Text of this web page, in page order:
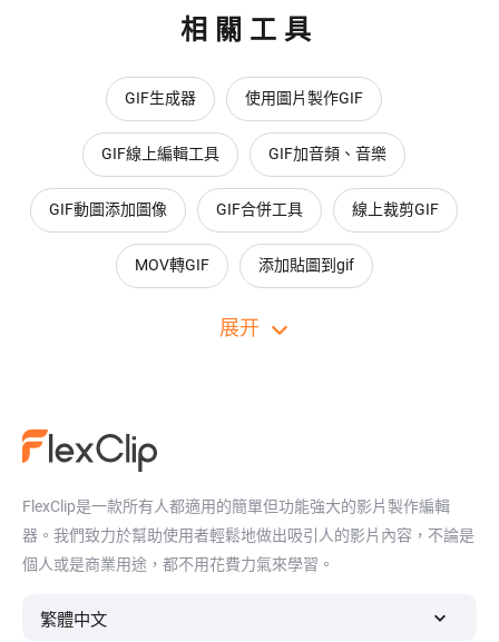
相關工具
GIF生成器 使用圖片製作GIF
GIF線上編輯工具 GIF加音頻、音樂
GIF動圖添加圖像 GIF合併工具 線上裁剪GIF
MOV轉GIF 添加貼圖到gif
免費將GIF分成多個GIF檔
展开
FlexClip是一款所有人都適用的簡單但功能強大的影片製作編輯
器。我們致力於幫助使用者輕鬆地做出吸引人的影片內容，不論是
個人或是商業用途，都不用花費力氣來學習。
繁體中文